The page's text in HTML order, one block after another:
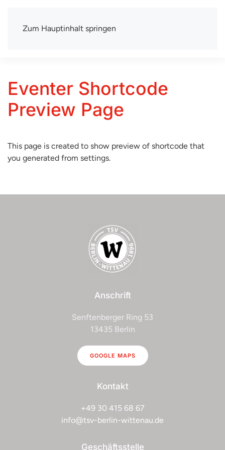
Zum Hauptinhalt springen
TSV Berlin-Wittenau e.V.
Eventer Shortcode
Preview Page
This page is created to show preview of shortcode that
you generated from settings.
Anschrift
Senftenberger Ring 53
13435 Berlin
GOOGLE MAPS
Kontakt
+49 30 415 68 67
info@tsv-berlin-wittenau.de
Geschäftsstelle